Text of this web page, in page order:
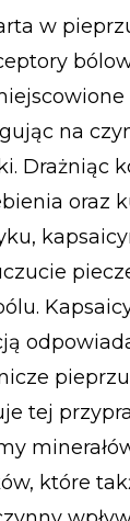
w
na
Drażniąc
oraz
tej
które